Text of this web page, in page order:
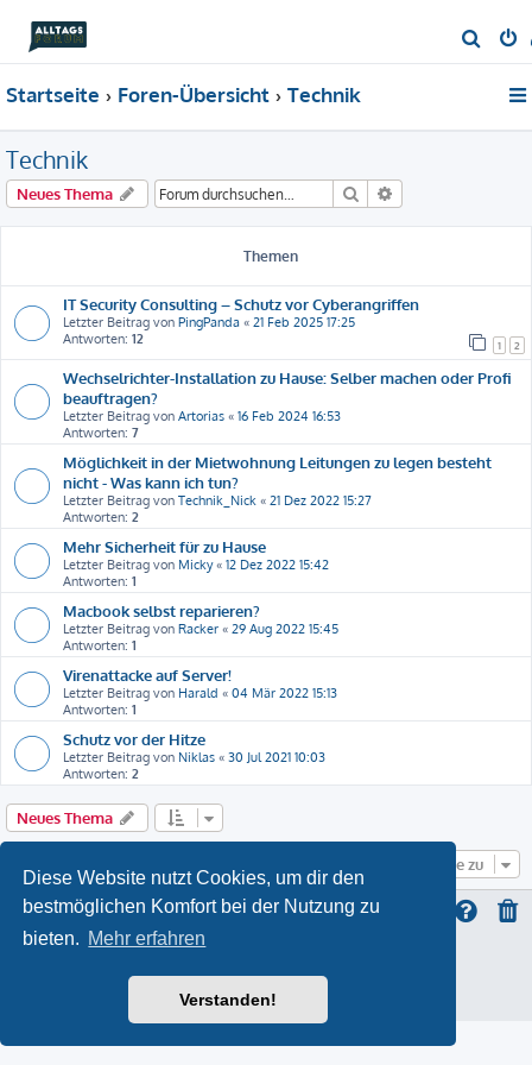
Diese Website nutzt Cookies, um dir den
bestmöglichen Komfort bei der Nutzung zu
bieten. Mehr erfahren
Verstanden!
u
Startseite Foren-Übersicht Technik
Technik
Neues Thema Suche
Themen
IT Security Consulting – Schutz vor Cyberangriffen
Letzter Beitrag von PingPanda « 21 Feb 2025 17:25
Antworten: 12 1 2
Wechselrichter-Installation zu Hause: Selber machen oder Profi
beauftragen?
Letzter Beitrag von Artorias « 16 Feb 2024 16:53
Antworten: 7
Möglichkeit in der Mietwohnung Leitungen zu legen besteht
nicht - Was kann ich tun?
Letzter Beitrag von Technik_Nick « 21 Dez 2022 15:27
Antworten: 2
Mehr Sicherheit für zu Hause
Letzter Beitrag von Micky« 12 Dez 2022 15:42
Antworten: 1
Macbook selbst reparieren?
Letzter Beitrag von Racker « 29 Aug 2022 15:45
Antworten: 1
Virenattacke auf Server!
Letzter Beitrag von Harald « 04 Mär 2022 15:13
Antworten: 1
Schutz vor der Hitze
Letzter Beitrag von Niklas « 30 Jul 2021 10:03
Antworten: 2
Neues Thema
Gehe zu
phpBB.de
Datenschutz|Nutzungsbedingungen